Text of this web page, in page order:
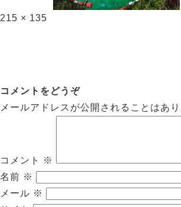
215 × 135
コメントをどうぞ
メールアドレスが公開されることはあり
コメント
※
名前 ※
メール ※